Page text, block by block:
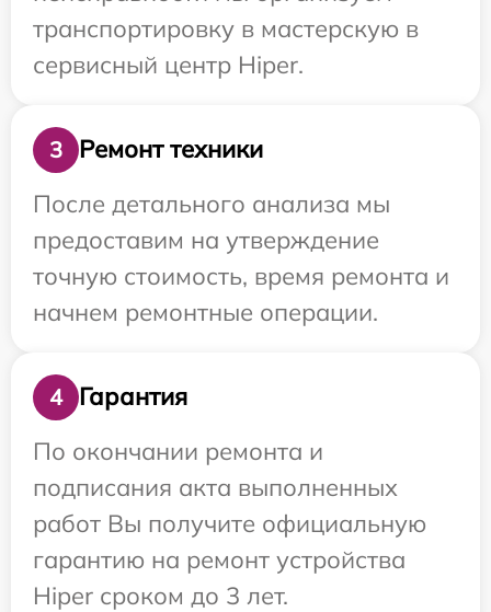
транспортировку в мастерскую в
сервисный центр Hiper.
3
Ремонт техники
После детального анализа мы
предоставим на утверждение
точную стоимость, время ремонта и
начнем ремонтные операции.
4
Гарантия
По окончании ремонта и
подписания акта выполненных
работ Вы получите официальную
гарантию на ремонт устройства
Hiper сроком до 3 лет.